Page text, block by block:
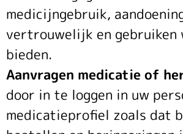
medicijngebruik,
vertrouwelijk en gebruiken
bieden.
Aanvragen medicatie of
door in te loggen in uw
medicatieprofiel zoals dat